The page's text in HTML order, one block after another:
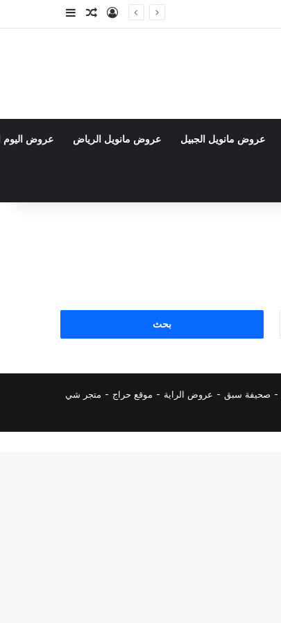
تسجيل الدخول
مقال عشوائي
إضافة عمود
عروض مانويل الجبيل عروض مانويل الرياض عروض اليوم
- صحيفة سبق - عروض الراية - موقع حراج - متجر شي